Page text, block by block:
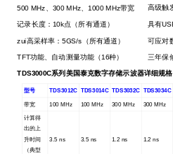
500 MHz、300 MHz、1000 MHz带宽 高级触
记录长度：10k点（所有通道） 具有
zui高采样率：5GS/s（所有通道） 可应对
TFT功能、自动测量功能（16种） 三年保
TDS3000C系列美国泰克数字存储示波器详细规格
型号 TDS3012C TDS3014C TDS3032C TDS3034C
带宽 100 MHz 100 MHz 300 MHz 300 MHz
计算得
出的上
升时间
（典型
3.5 ns 3.5 ns 1.2 ns 1.2 ns